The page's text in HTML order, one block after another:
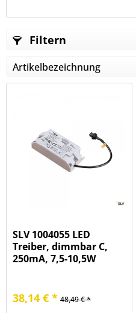
Filtern
SLV 1004055 LED
Treiber, dimmbar C,
250mA, 7,5-10,5W
38,14 € * 48,49 € *